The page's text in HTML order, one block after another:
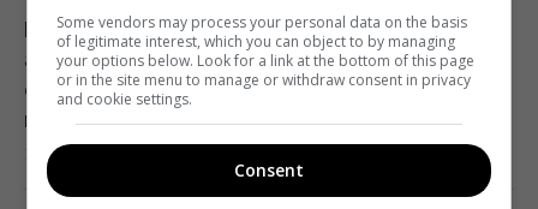
Контролируя судебные институты,
активисты выстраивают собственную
систему влияния и становятся отдельной
ветвью власти, – нардеп Власенко
13:03 четверг, 06 августа 2026
Some vendors may process your personal data on the basis
of legitimate interest, which you can object to by managing
your options below. Look for a link at the bottom of this page
or in the site menu to manage or withdraw consent in privacy
and cookie settings.
Consent